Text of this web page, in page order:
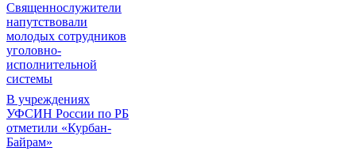
Священнослужители
напутствовали
молодых сотрудников
уголовно-
исполнительной
системы
В учреждениях
УФСИН России по РБ
отметили «Курбан-
Байрам»